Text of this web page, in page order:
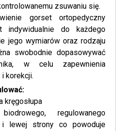
zsuwaniu się.
gorset ortopedyczny
indywidualnie do każdego
jego wymiarów oraz rodzaju
swobodnie dopasowywać
w celu zapewnienia
korekcji.
kręgosłupa
regulowanego
lewej strony co powoduje